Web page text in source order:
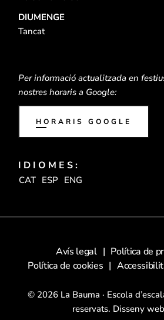
DIUMENGE
Tancat
Per informació actualitzada en
nostres horaris a Google:
HORARIS GOOGLE
IDIOMES:
CAT ESP ENG
Avís legal
Política de
Política de cookies
© 2026 La Bauma · Escola
reservats. Disseny